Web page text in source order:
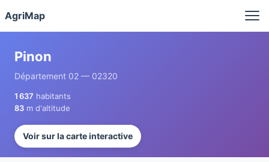
AgriMap
Pinon
Département 02 — 02320
1 637 habitants
83 m d'altitude
Voir sur la carte interactive